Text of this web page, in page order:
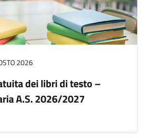
2026
dei libri di testo –
A.S. 2026/2027